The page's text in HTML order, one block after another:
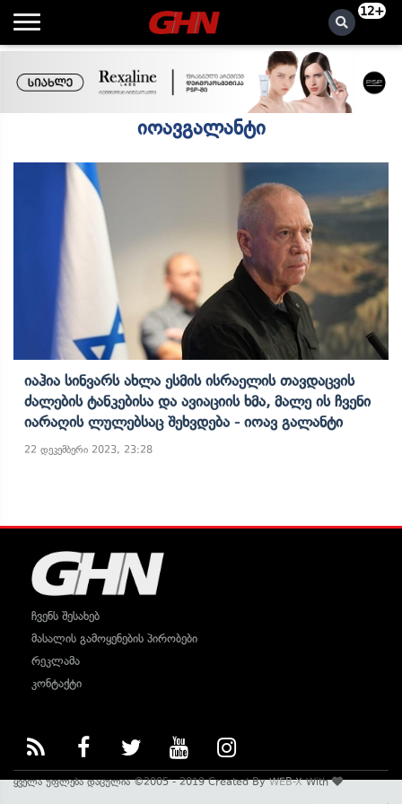
12+
იოავგალანტი
Იაჰია Სინვარს Ახლა Ესმის Ისრაელის Თავდაცვის
Ძალების Ტანკებისა Და Ავიაციის Ხმა, Მალე Ის Ჩვენი
Იარაღის Ლულებსაც Შეხვდება - Იოავ Გალანტი
22 დეკემბერი 2023, 23:28
ჩვენს შესახებ
მასალის გამოყენების პირობები
რეკლამა
კონტაქტი
ყველა უფლება დაცულია ©2005 - 2019 Created ByWEB-XWith